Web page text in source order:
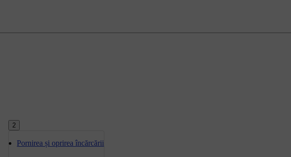
2
Pornirea și oprirea încărcării